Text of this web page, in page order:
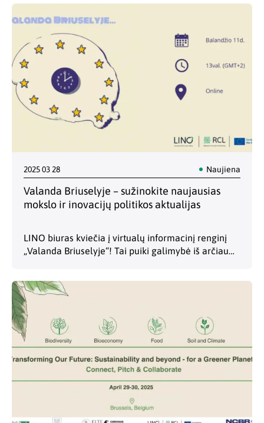
2025 03 28 Naujiena
Valanda Briuselyje – sužinokite naujausias
mokslo ir inovacijų politikos aktualijas
LINO biuras kviečia į virtualų informacinį renginį
„Valanda Briuselyje“! Tai puiki galimybė iš arčiau
mokslo ir inovacijų politiką.…